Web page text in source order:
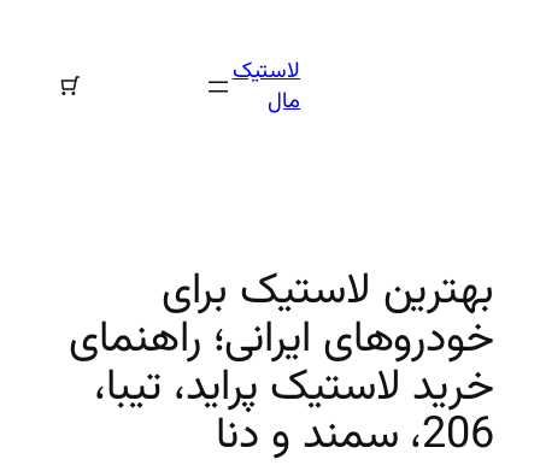
لاستیک
مال
بهترین لاستیک برای
خودروهای ایرانی؛ راهنمای
خرید لاستیک پراید، تیبا،
206، سمند و دنا